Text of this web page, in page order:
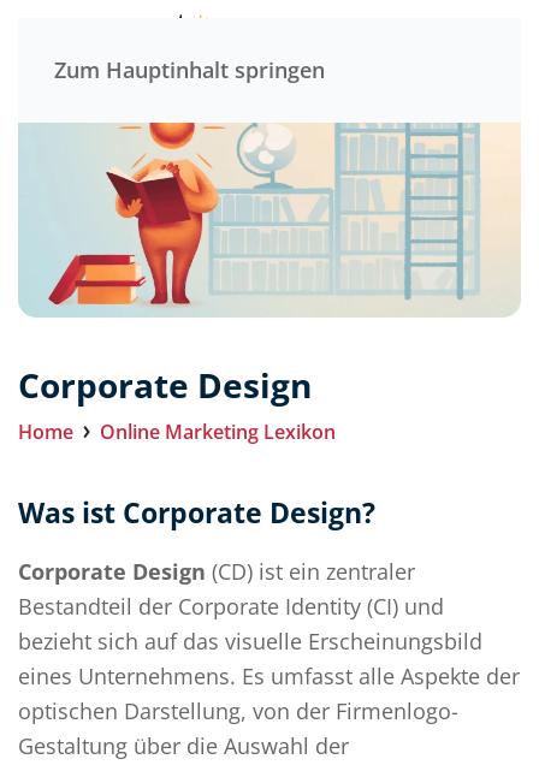
Zum Hauptinhalt springen
Corporate Design
Home Online Marketing Lexikon
Was ist Corporate Design?
Corporate Design (CD) ist ein zentraler
Bestandteil der Corporate Identity (CI) und
bezieht sich auf das visuelle Erscheinungsbild
eines Unternehmens. Es umfasst alle Aspekte der
optischen Darstellung, von der Firmenlogo-
Gestaltung über die Auswahl der